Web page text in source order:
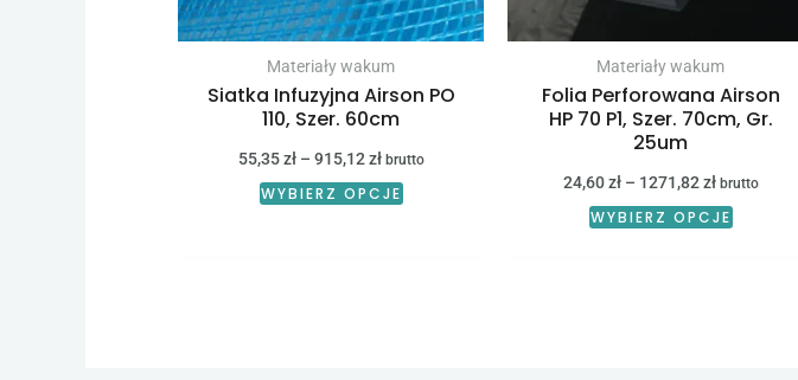
Materiały wakum
Siatka Infuzyjna Airson PO
110, Szer. 60cm
55,35zł – 915,12zł brutto
WYBIERZ OPCJE
na
produktu
Materiały wakum
Folia Perforowana Airson
HP 70 P1, Szer. 70cm, Gr.
25um
24,60zł – 1271,82zł brutto
WYBIERZ OPCJE
produktu